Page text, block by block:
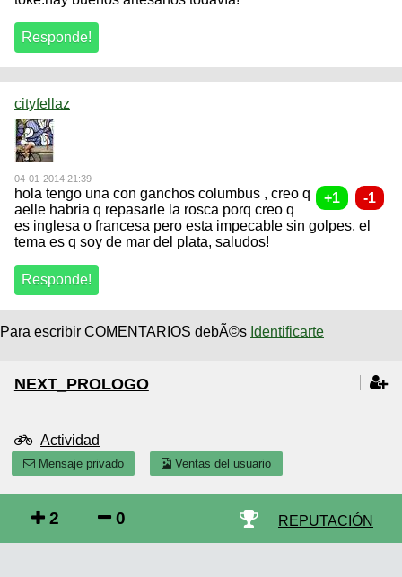
cityfellaz
04-01-2014 21:39
hola tengo una con ganchos columbus , creo q
aelle habria q repasarle la rosca porq creo q
es inglesa o francesa pero esta impecable sin golpes, el
tema es q soy de mar del plata, saludos!
Para escribir COMENTARIOS debÃ©s Identificarte
NEXT_PROLOGO
Actividad
Mensaje privado Ventas del usuario
2 0 REPUTACIÓN